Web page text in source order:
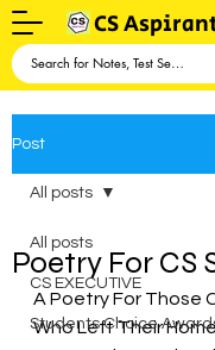
CS
Post
All posts
CS EXECUTIVE
Students Choice
All posts
Poetry For CS
A Poetry For Those
Who Left Their